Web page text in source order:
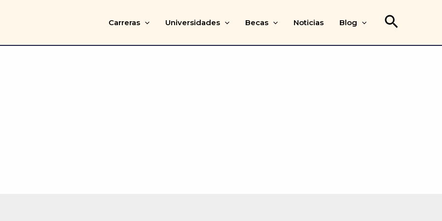
Carreras Universidades Becas Noticias Blog Buscar